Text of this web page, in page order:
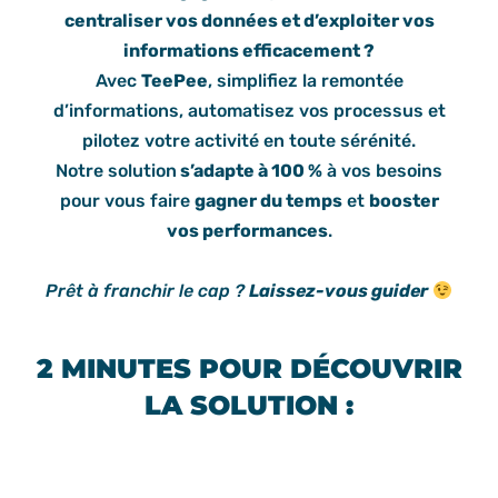
centraliser vos données et d’exploiter vos
informations efficacement ?
Avec TeePee, simplifiez la remontée
d’informations, automatisez vos processus et
pilotez votre activité en toute sérénité.
Notre solution s’adapte à 100 % à vos besoins
pour vous faire gagner du tempset booster
vos performances.
Prêt à franchir le cap ?Laissez-vous guider
2 MINUTES POUR DÉCOUVRIR
LA SOLUTION :